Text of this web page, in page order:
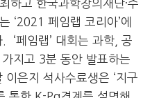
하고 한국과학창의재단·주
‘2021 페임랩 코리아’에
‘페임랩’ 대회는 과학, 공
지고 3분 동안 발표하는
은지 석사수료생은 ‘지구